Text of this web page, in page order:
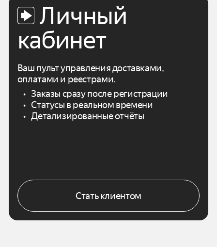
Личный
кабинет
Ваш пульт управления доставками,
оплатами и реестрами.
Заказы сразу после регистрации
Статусы в реальном времени
Детализированные отчёты
Стать клиентом